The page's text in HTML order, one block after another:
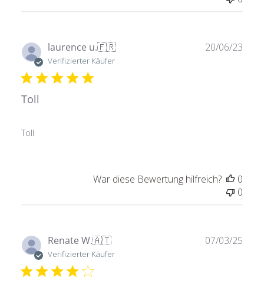
laurence u.🇫🇷
Verifizierter Käufer
Toll
Toll
20/06/23
War diese Bewertung hilfreich?
0
0
Renate W.🇦🇹
Verifizierter Käufer
07/03/25